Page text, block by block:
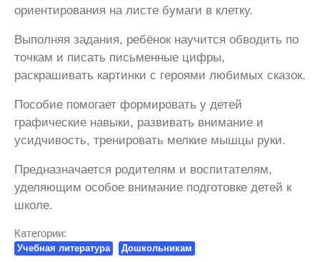
ориентирования на листе бумаги в клетку.
Выполняя задания, ребёнок научится обводить по
точкам и писать письменные цифры,
раскрашивать картинки с героями любимых сказок.
Пособие помогает формировать у детей
графические навыки, развивать внимание и
усидчивость, тренировать мелкие мышцы руки.
Предназначается родителям и воспитателям,
уделяющим особое внимание подготовке детей к
школе.
Категории:
Учебная литература Дошкольникам